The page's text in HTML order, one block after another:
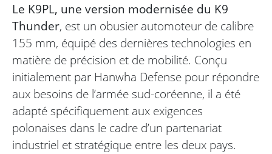
Le K9PL, une version modernisée du K9
Thunder, est un obusier automoteur de calibre
155 mm, équipé des dernières technologies en
matière de précision et de mobilité. Conçu
initialement par Hanwha Defense pour répondre
aux besoins de l’armée sud-coréenne, il a été
adapté spécifiquement aux exigences
polonaises dans le cadre d’un partenariat
industriel et stratégique entre les deux pays.